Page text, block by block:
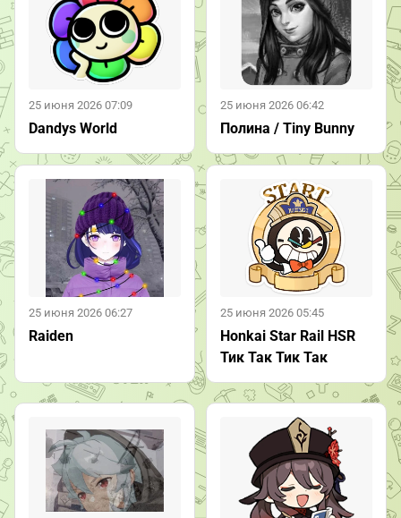
25 июня 2026 07:09
Dandys World
25 июня 2026 06:42
Полина / Tiny Bunny
25 июня 2026 06:27
Raiden
25 июня 2026 05:45
Honkai Star Rail HSR
Тик Так Тик Так